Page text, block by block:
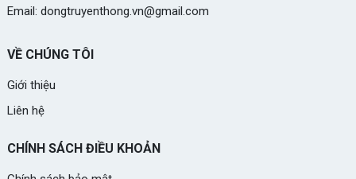
Email: dongtruyenthong.vn@gmail.com
VỀ CHÚNG TÔI
Giới thiệu
Liên hệ
CHÍNH SÁCH ĐIỀU KHOẢN